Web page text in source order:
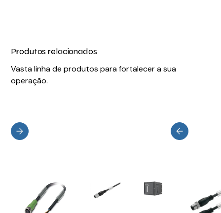
Produtos relacionados
Vasta linha de produtos para fortalecer a sua
operação.